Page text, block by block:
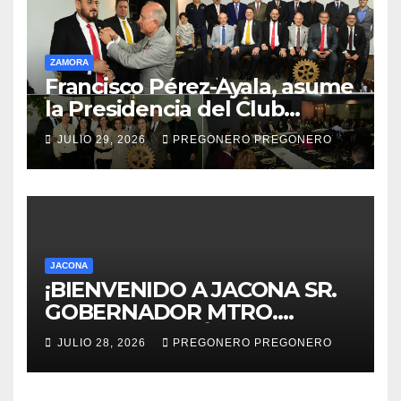
ZAMORA
Francisco Pérez-Ayala, asume
la Presidencia del Club
Rotario Zamora Industrial,
para el periodo 2026–2027
JULIO 29, 2026 PREGONERO PREGONERO
JACONA
¡BIENVENIDO A JACONA SR.
GOBERNADOR MTRO.
ALFREDO RAMÍREZ
BEDOLLA!
JULIO 28, 2026 PREGONERO PREGONERO